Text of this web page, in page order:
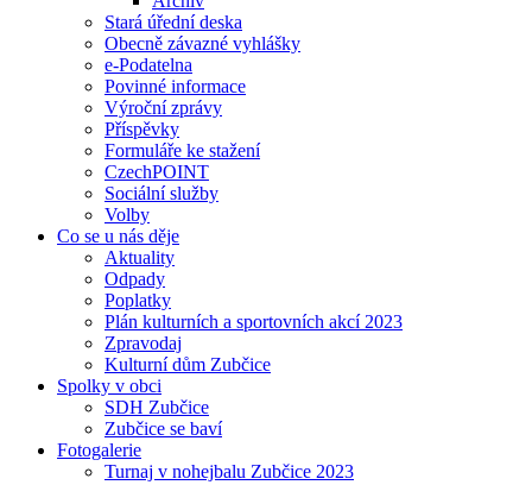
Stará úřední deska
Obecně závazné vyhlášky
e-Podatelna
Povinné informace
Výroční zprávy
Příspěvky
Formuláře ke stažení
CzechPOINT
Sociální služby
Volby
Co se u nás děje
Aktuality
Odpady
Poplatky
Plán kulturních a sportovních akcí 2023
Zpravodaj
Kulturní dům Zubčice
Spolky v obci
SDH Zubčice
Zubčice se baví
Fotogalerie
Turnaj v nohejbalu Zubčice 2023